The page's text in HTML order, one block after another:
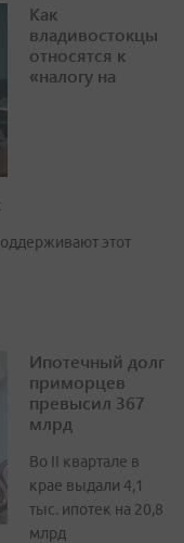
Как
владивостокцы
относятся к
«налогу на
этот
Ипотечный долг
приморцев
превысил 367
млрд
Во II квартале в
крае выдали 4,1
тыс. ипотек на 20,8
млрд